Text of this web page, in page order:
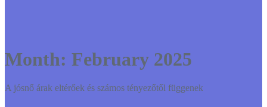
Month: February 2025
A jósnő árak eltérőek és számos tényezőtől függenek